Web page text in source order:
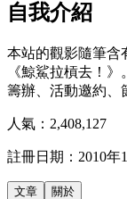
自我介紹
本站的觀影隨筆含
《鯨鯊拉槓去！
籌辦、活動邀約、
人氣： 2,408,127
註冊日期： 2010年
文章 關於